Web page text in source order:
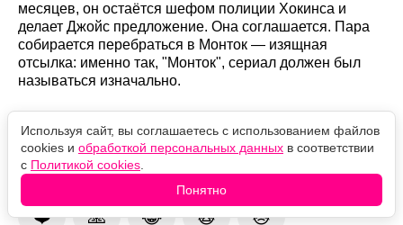
месяцев, он остаётся шефом полиции Хокинса и
делает Джойс предложение. Она соглашается. Пара
собирается перебраться в Монток — изящная
отсылка: именно так, "Монток", сериал должен был
называться изначально.
Так что за пять сезонов Хоппера хоронили дважды – и
оба раза преждевременно.
Оцените новость
❤️ 🙏 😹 🙀 😿
Используя сайт, вы соглашаетесь с использованием файлов
cookies и обработкой персональных данных в соответствии
с Политикой cookies
Понятно